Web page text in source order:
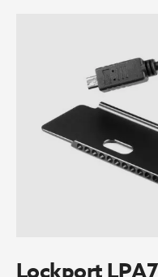
Lockport